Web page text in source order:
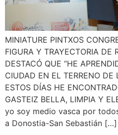
MINIATURE PINTXOS
FIGURA Y TRAYECTORIA DE
DESTACÓ QUE “HE
CIUDAD EN EL TERRENO DE
ESTOS DÍAS HE
GASTEIZ BELLA, LIMPIA Y
yo soy medio vasca por
a Donostia-San Sebastián […]